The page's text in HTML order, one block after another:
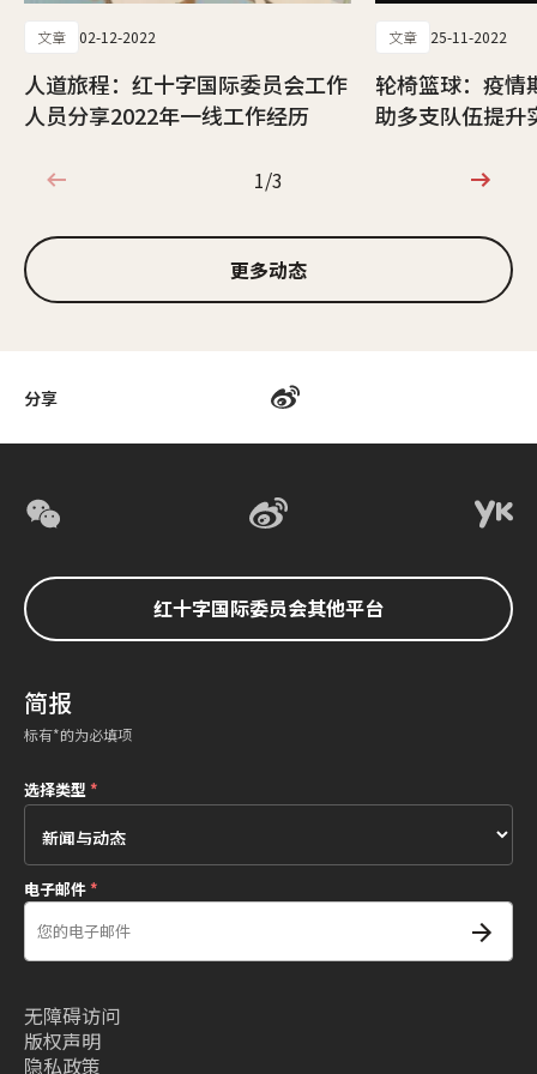
分享
文章 02-12-2022
人道旅程：红十字国际委员会工作
人员分享2022年一线工作经历
文章 25-11-2022
轮椅篮球：疫情
助多支队伍提升
1/3
1/3
更多动态
红十字国际委员会其他平台
简报
标有*的为必填项
选择类型*
电子邮件*
无障碍访问
版权声明
隐私政策